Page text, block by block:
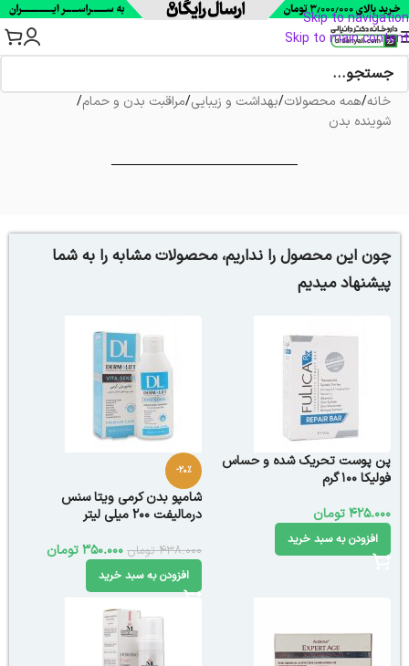
Skip to navigation
Skip to main content
خانه/همه محصولات/بهداشت و زیبایی/مراقبت بدن و حمام/
شوینده بدن
چون این محصول را نداریم، محصولات مشابه را به شما
پیشنهاد میدیم
پن پوست تحریک شده و حساس
فولیکا 100 گرم
425.000تومان
افزودن به سبد خرید
-20%
شامپو بدن کرمی ویتا سنس
درمالیفت 200 میلی لیتر
438.000 تومان 350.000تومان
افزودن به سبد خرید